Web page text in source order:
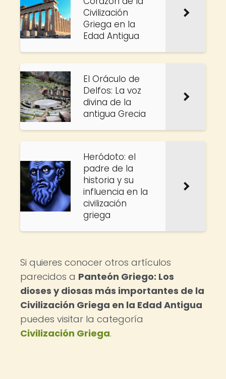
Civilización
Griega en la
Edad Antigua
El Oráculo de
Delfos: La voz
divina de la
antigua Grecia
Heródoto: el
padre de la
historia y su
influencia en la
civilización
griega
Si quieres conocer otros artículos
parecidos a Panteón Griego: Los
dioses y diosas más importantes de la
Civilización Griega en la Edad Antigua
puedes visitar la categoría
Civilización Griega.